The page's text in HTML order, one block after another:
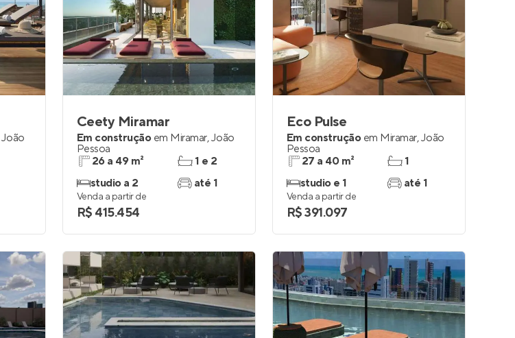
João
Ceety Miramar
Em construção em Miramar,João
Pessoa
26 a 49 m²
studio a 2
1 e 2
até 1
Venda a partir de
R$ 415.454
Eco Pulse
Em construção em Miramar,João
Pessoa
27 a 40 m²
studio e 1
1
até 1
Venda a partir de
R$ 391.097